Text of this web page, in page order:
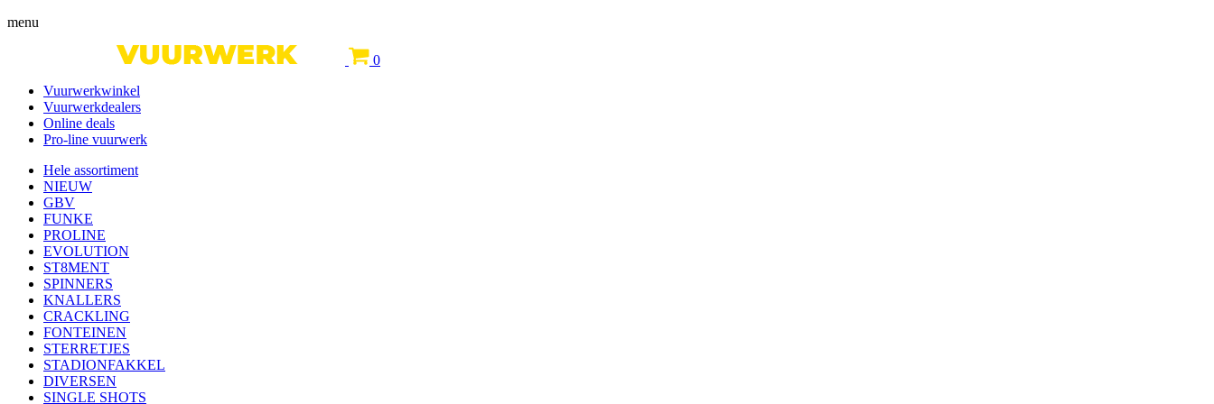
menu
0
Vuurwerkwinkel
Vuurwerkdealers
Online deals
Pro-line vuurwerk
Hele assortiment
NIEUW
GBV
FUNKE
PROLINE
EVOLUTION
ST8MENT
SPINNERS
KNALLERS
CRACKLING
FONTEINEN
STERRETJES
STADIONFAKKEL
DIVERSEN
SINGLE SHOTS